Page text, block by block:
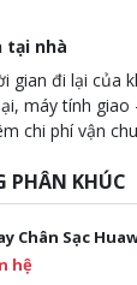
tại nhà
gian đi lại của
máy tính giao
chi phí vận
PHÂN KHÚC
Chân Sạc
hệ